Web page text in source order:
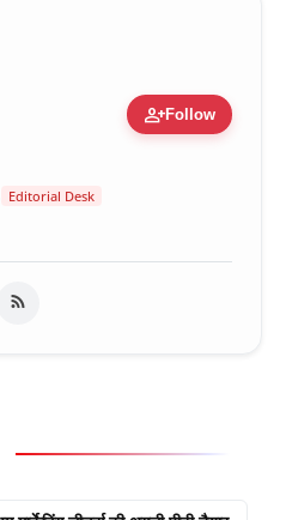
person_addFollow
Verified Public Figure
Editorial Desk